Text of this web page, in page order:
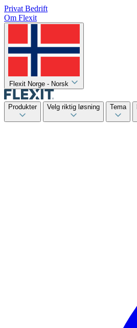
Privat Bedrift
Om Flexit
Flexit Norge - Norsk
Produkter Velg riktig løsning Tema